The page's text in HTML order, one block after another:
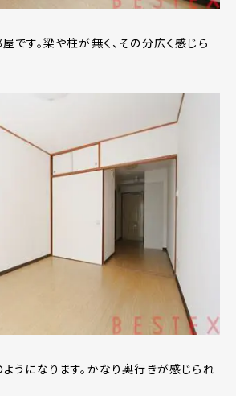
です。梁や柱が無く、その分広く感じら
うになります。かなり奥行きが感じられ